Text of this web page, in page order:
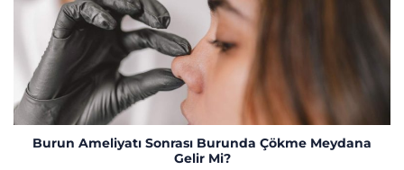
Burun Ameliyatı Sonrası Burunda Çökme Meydana
Gelir Mi?